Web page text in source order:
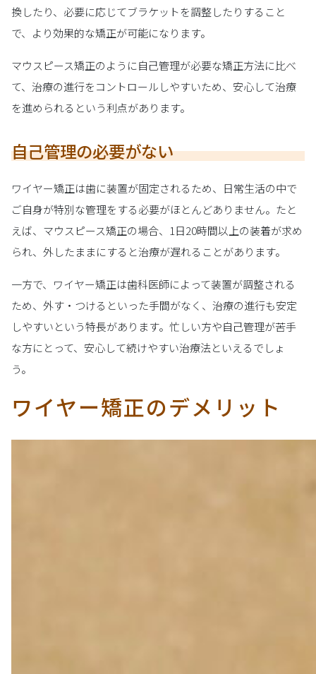
換したり、必要に応じてブラケットを調整したりすること
で、より効果的な矯正が可能になります。
マウスピース矯正のように自己管理が必要な矯正方法に比べ
て、治療の進行をコントロールしやすいため、安心して治療
を進められるという利点があります。
自己管理の必要がない
ワイヤー矯正は歯に装置が固定されるため、日常生活の中で
ご自身が特別な管理をする必要がほとんどありません。たと
えば、マウスピース矯正の場合、1日20時間以上の装着が求め
られ、外したままにすると治療が遅れることがあります。
一方で、ワイヤー矯正は歯科医師によって装置が調整される
ため、外す・つけるといった手間がなく、治療の進行も安定
しやすいという特長があります。忙しい方や自己管理が苦手
な方にとって、安心して続けやすい治療法といえるでしょ
う。
ワイヤー矯正のデメリット